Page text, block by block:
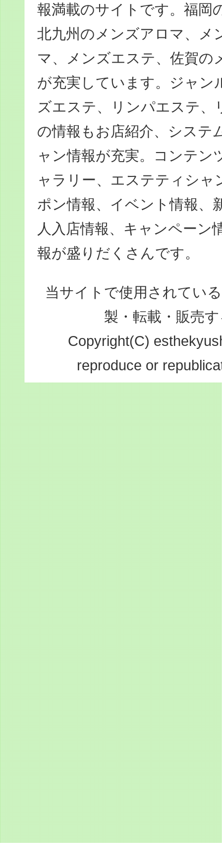
報満載のサイトです。福岡
北九州のメンズアロマ、メ
マ、メンズエステ、佐賀の
が充実しています。ジャン
ズエステ、リンパエステ
の情報もお店紹介、システ
ャン情報が充実。コンテン
ャラリー、エステティシ
ポン情報、イベント情報、
人入店情報、キャンペーン
報が盛りだくさんです。
当サイトで使用されてい
製・転載・販売
Copyright(C)
reproduce or